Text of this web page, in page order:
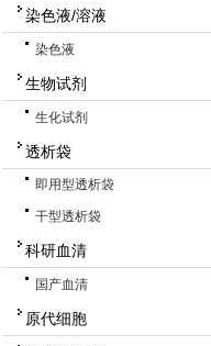
染色液/溶液
染色液
生物试剂
生化试剂
透析袋
即用型透析袋
干型透析袋
科研血清
国产血清
原代细胞